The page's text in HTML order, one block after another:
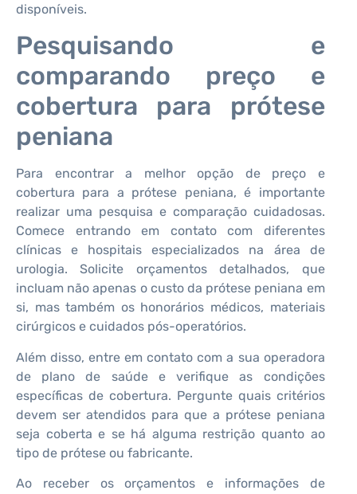
disponíveis.
Pesquisando e
comparando preço e
cobertura para prótese
peniana
Para encontrar a melhor opção de preço e
cobertura para a prótese peniana, é importante
realizar uma pesquisa e comparação cuidadosas.
Comece entrando em contato com diferentes
clínicas e hospitais especializados na área de
urologia. Solicite orçamentos detalhados, que
incluam não apenas o custo da prótese peniana em
si, mas também os honorários médicos, materiais
cirúrgicos e cuidados pós-operatórios.
Além disso, entre em contato com a sua operadora
de plano de saúde e verifique as condições
específicas de cobertura. Pergunte quais critérios
devem ser atendidos para que a prótese peniana
seja coberta e se há alguma restrição quanto ao
tipo de prótese ou fabricante.
Ao receber os orçamentos e informações de